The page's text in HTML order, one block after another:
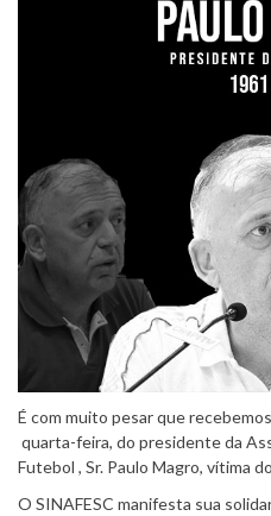
É com muito pesar que
quarta-feira, do presidente da
Futebol , Sr. Paulo Magro, vítima
O SINAFESC manifesta sua